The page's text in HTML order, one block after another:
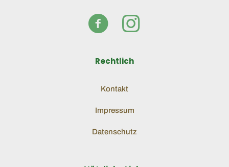
Rechtlich
Kontakt
Impressum
Datenschutz